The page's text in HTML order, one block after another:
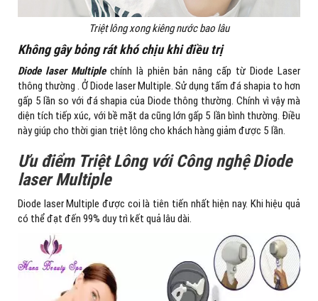
Triệt lông xong kiêng nước bao lâu
Không gây bỏng rát khó chịu khi điều trị
Diode laser Multiple chính là phiên bản nâng cấp từ Diode Laser
thông thường . Ở Diode laser Multiple. Sử dụng tấm đá shapia to hơn
gấp 5 lần so với đá shapia của Diode thông thường. Chính vì vậy mà
diện tích tiếp xúc, với bề mặt da cũng lớn gấp 5 lần bình thường. Điều
này giúp cho thời gian triệt lông cho khách hàng giảm được 5 lần.
Ưu điểm Triệt Lông với Công nghệ Diode
laser Multiple
Diode laser Multiple được coi là tiên tiến nhất hiện nay. Khi hiệu quả
có thể đạt đến 99% duy trì kết quả lâu dài.